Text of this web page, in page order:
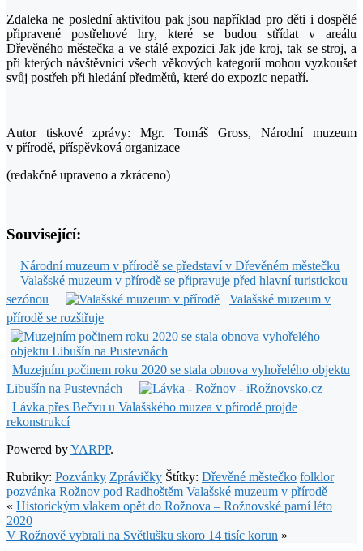
Zdaleka ne poslední aktivitou pak jsou například pro děti i dospělé
připravené postřehové hry, které se budou střídat v areálu
Dřevěného městečka a ve stálé expozici Jak jde kroj, tak se stroj, a
při kterých návštěvníci všech věkových kategorií mohou vyzkoušet
svůj postřeh při hledání předmětů, které do expozic nepatří.
Autor tiskové zprávy: Mgr. Tomáš Gross, Národní muzeum
v přírodě, příspěvková organizace
(redakčně upraveno a zkráceno)
Související:
Národní muzeum v přírodě se představí v Dřevěném městečku
Valašské muzeum v přírodě se připravuje před hlavní turistickou
sezónou
Valašské muzeum v
přírodě se rozšiřuje
Muzejním počinem roku 2020 se stala obnova vyhořelého objektu
Libušín na Pustevnách
Lávka přes Bečvu u Valašského muzea v přírodě projde
rekonstrukcí
Powered byYARPP.
Rubriky: Pozvánky Zprávičky Štítky: Dřevěné městečko folklor
pozvánka Rožnov pod Radhoštěm Valašské muzeum v přírodě
« Historickým vlakem opět do Rožnova – Rožnovské parní léto
2020
V Rožnově vybrali na Světlušku skoro 14 tisíc korun »